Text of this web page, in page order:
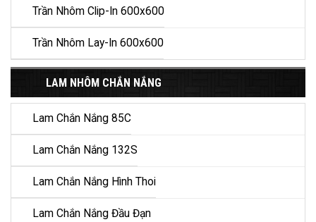
Trần Nhôm Clip-In 600x600
Trần Nhôm Lay-In 600x600
LAM NHÔM CHẮN NẮNG
Lam Chắn Nắng 85C
Lam Chắn Nắng 132S
Lam Chắn Nắng Hình Thoi
Lam Chắn Nắng Đầu Đạn